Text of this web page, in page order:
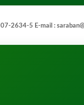
2634-5 E-mail :